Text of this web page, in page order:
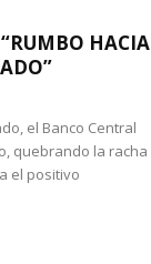
HACIA
el Banco Central
quebrando la racha
el positivo